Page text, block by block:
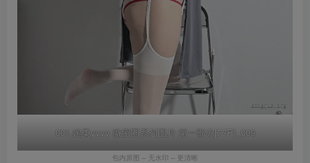
001.婉柔yyyy-微密圈系列图片-第一部分[77P]_009
包内原图 – 无水印 – 更清晰